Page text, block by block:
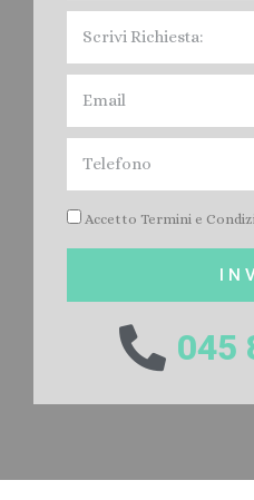
Prezzi: Noleggio
della
Accetto Termini e
I N
045